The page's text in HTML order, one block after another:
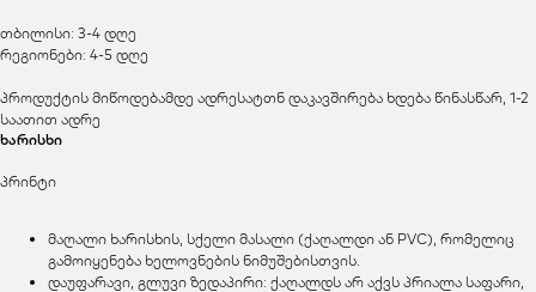
თბილისი: 3-4 დღე
რეგიონები: 4-5 დღე
პროდუქტის მიწოდებამდე ადრესატთნ დაკავშირება ხდება წინასწარ, 1-2
საათით ადრე
ხარისხი
პრინტი
მაღალი ხარისხის, სქელი მასალი (ქაღალდი ან PVC), რომელიც
გამოიყენება ხელოვნების ნიმუშებისთვის.
დაუფარავი, გლუვი ზედაპირი: ქაღალდს არ აქვს პრიალა საფარი,